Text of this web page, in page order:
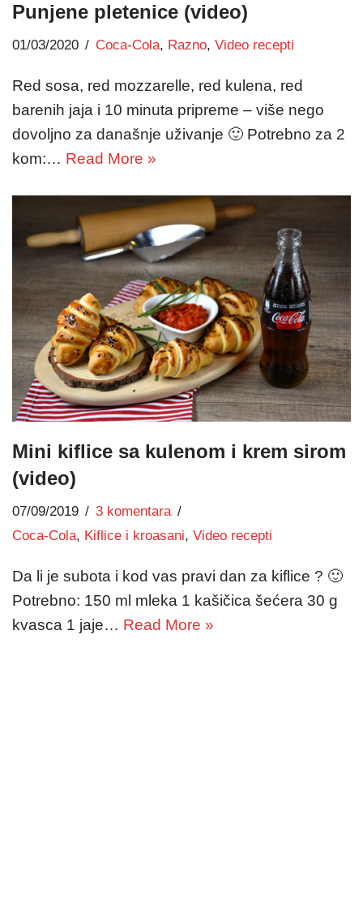
Punjene pletenice (video)
01/03/2020 Coca-Cola, Razno, Video recepti
Red sosa, red mozzarelle, red kulena, red
barenih jaja i 10 minuta pripreme – više nego
dovoljno za današnje uživanje 🙂 Potrebno za 2
kom:… Read More »
Mini kiflice sa kulenom i krem sirom
(video)
07/09/2019
3 komentara
Coca-Cola, Kiflice i kroasani, Video recepti
Da li je subota i kod vas pravi dan za kiflice ? 🙂
Potrebno: 150 ml mleka 1 kašičica šećera 30 g
kvasca 1 jaje… Read More »